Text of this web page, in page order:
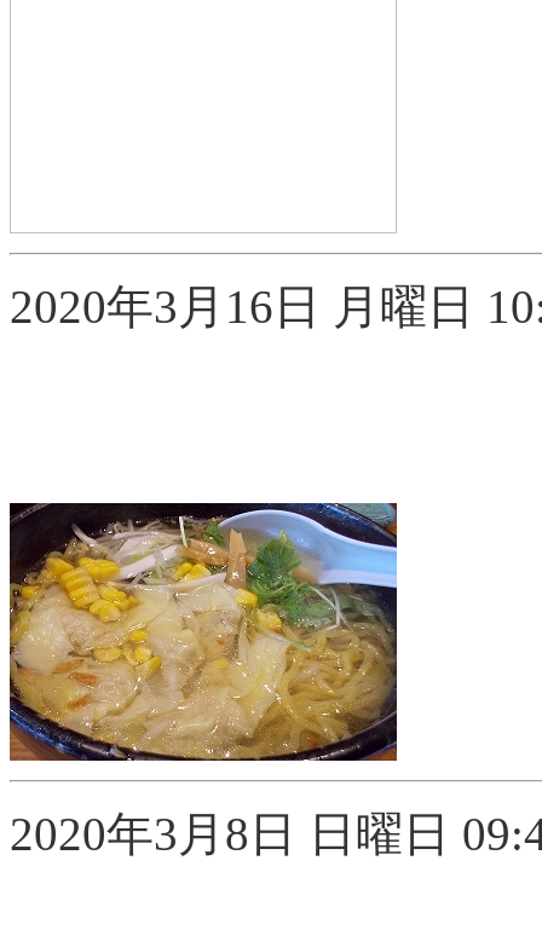
2020年3月16日 月曜日
2020年3月8日 日曜日